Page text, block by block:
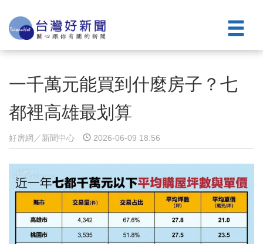
一千萬元能買到什麼房子？七
都裡高雄最划算
好房網／新聞中心 2026-06-09 18:56